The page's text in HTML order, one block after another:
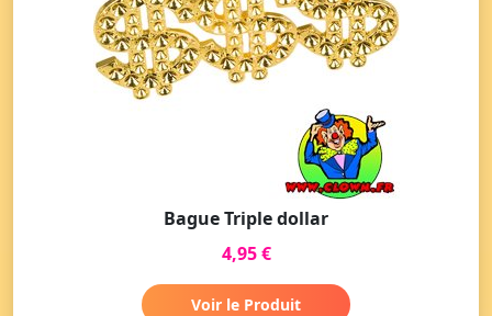
Bague Triple dollar
4,95 €
Voir le Produit